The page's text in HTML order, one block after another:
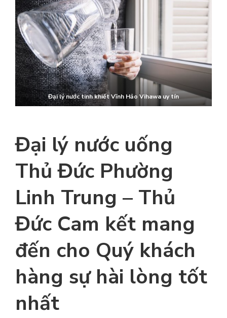
Đại lý nước tinh khiết Vĩnh Hảo Vihawa uy tín
Đại lý nước uống
Thủ Đức Phường
Linh Trung – Thủ
Đức Cam kết mang
đến cho Quý khách
hàng sự hài lòng tốt
nhất